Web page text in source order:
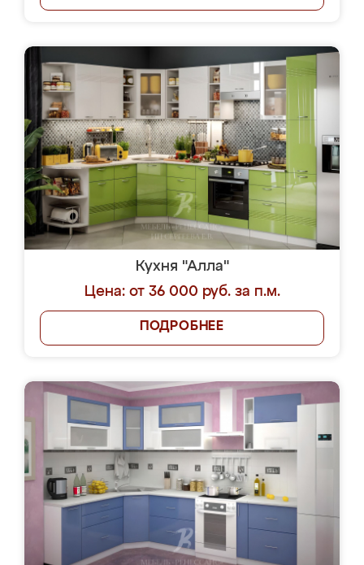
Кухня "Алла"
Цена: от 36 000 руб. за п.м.
ПОДРОБНЕЕ